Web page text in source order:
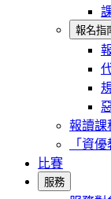
報名指
報讀課
「資
比賽
服務